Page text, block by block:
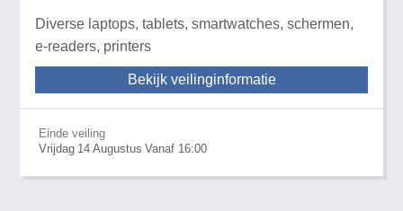
Diverse laptops, tablets, smartwatches, schermen,
e-readers, printers
Bekijk veilinginformatie
Einde veiling
Vrijdag 14 Augustus Vanaf 16:00